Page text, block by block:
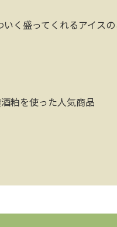
く盛ってくれるアイスの
粕を使った人気商品